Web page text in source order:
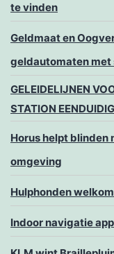
te vinden
Geldmaat en
geldautomaten met
GELEIDELIJNEN
STATION EENDUIDIG
Horus helpt blinden
omgeving
Hulphonden
Indoor navigatie